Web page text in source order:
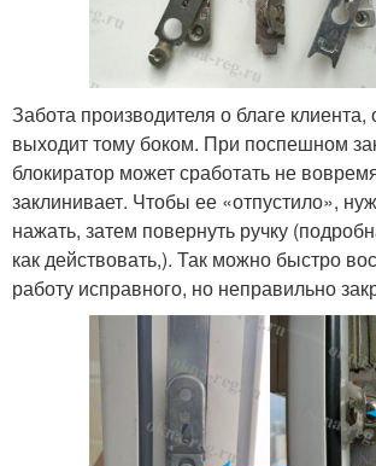
Забота производителя о благе клиента,
выходит тому боком. При поспешном
блокиратор может сработать не
заклинивает. Чтобы ее «отпустило»,
нажать, затем повернуть ручку
как действовать,). Так можно быстро
работу исправного, но неправильно